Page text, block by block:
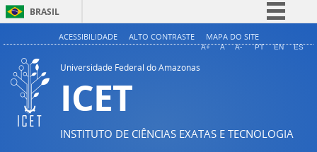
BRASIL
Simplifique!
ACESSIBILIDADE ALTO CONTRASTE MAPA DO SITE
A+ A A- PT EN ES
Universidade Federal do Amazonas
ICET
INSTITUTO DE CIÊNCIAS EXATAS E TECNOLOGIA